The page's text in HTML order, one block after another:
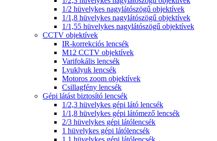
1/2 hüvelykes nagylátószögű objektívek
1/1,8 hüvelykes nagylátószögű objektívek
1/1,55 hüvelykes nagylátószögű objektívek
CCTV objektívek
IR-korrekciós lencsék
M12 CCTV objektívek
Varifokális lencsék
Lyuklyuk lencsék
Motoros zoom objektívek
Csillagfény lencsék
Gépi látást biztosító lencsék
1/2,3 hüvelykes gépi látó lencsék
1/1,8 hüvelykes gépi látómező lencsék
2/3 hüvelykes gépi látólencsék
1 hüvelykes gépi látólencsék
1,1 hüvelykes gépi látólencsék